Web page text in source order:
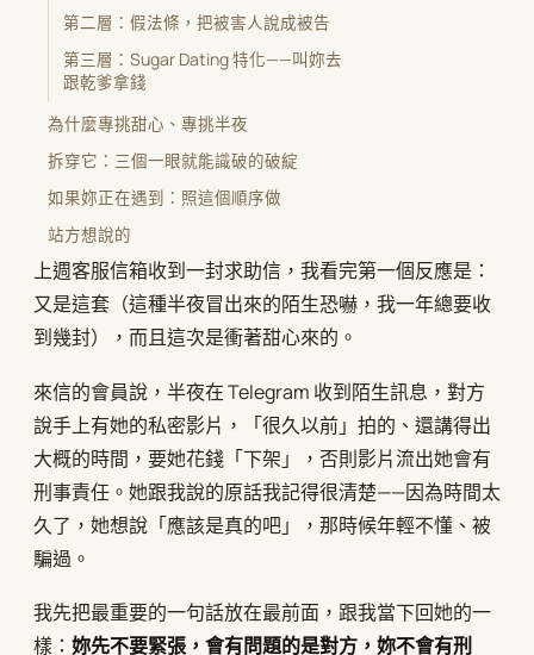
第二層：假法條，把被害人說成被告
第三層：Sugar Dating 特化——叫妳去
跟乾爹拿錢
為什麼專挑甜心、專挑半夜
拆穿它：三個一眼就能識破的破綻
如果妳正在遇到：照這個順序做
站方想說的
上週客服信箱收到一封求助信，我看完第一個反應是：
又是這套（這種半夜冒出來的陌生恐嚇，我一年總要收
到幾封），而且這次是衝著甜心來的。
來信的會員說，半夜在 Telegram 收到陌生訊息，對方
說手上有她的私密影片，「很久以前」拍的、還講得出
大概的時間，要她花錢「下架」，否則影片流出她會有
刑事責任。她跟我說的原話我記得很清楚——因為時間太
久了，她想說「應該是真的吧」，那時候年輕不懂、被
騙過。
我先把最重要的一句話放在最前面，跟我當下回她的一
樣： 妳先不要緊張，會有問題的是對方，妳不會有刑